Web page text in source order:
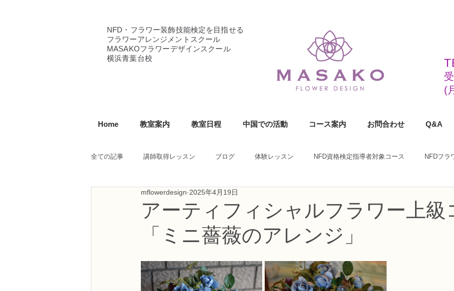
NFD・フラワー装飾技能検定を目指せる
フラワーアレンジメントスクール
MASAKOフラワーデザインスクール
横浜青葉台校
(​
Home 教室案内 教室日程 中国での活動 コース案内 お問合わせ Q&A
全ての記事 講師取得レッスン ブログ 体験レッスン NFD資格検定指導者対象コース NFDフラ
NFD講師研究科コース NFDフラワーデザイナー資格検定1級コース
NFDフラワーデザイナー資格検定3級コース フラワー装飾技能検定1級レッスン
フラワー装飾技能検定3級 趣味で楽しむフラワーレッスン アーティフィシャルフラワーコース
アーティフィシャルフラワー上級
「ミニ薔薇のアレンジ」
mflowerdesign 2025年4月19日